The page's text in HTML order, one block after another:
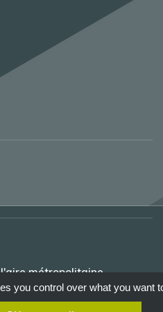
métropolitaine
23e étage , 129 rue
3
you control over what you want